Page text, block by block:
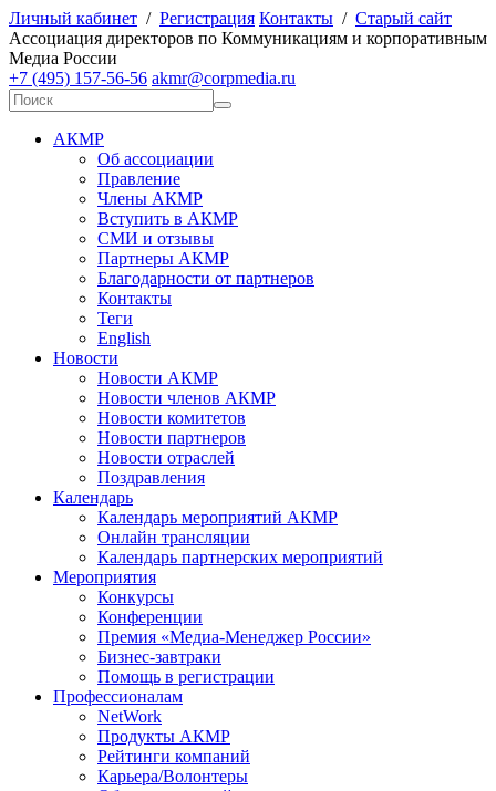
Личный кабинет / Регистрация Контакты / Старый сайт
Ассоциация директоров по Коммуникациям и корпоративным
Медиа России
+7 (495) 157-56-56 akmr@corpmedia.ru
АКМР
Об ассоциации
Правление
Члены АКМР
Вступить в АКМР
СМИ и отзывы
Партнеры АКМР
Благодарности от партнеров
Контакты
Теги
English
Новости
Новости АКМР
Новости членов АКМР
Новости комитетов
Новости партнеров
Новости отраслей
Поздравления
Календарь
Календарь мероприятий АКМР
Онлайн трансляции
Календарь партнерских мероприятий
Мероприятия
Конкурсы
Конференции
Премия «Медиа-Менеджер России»
Бизнес-завтраки
Помощь в регистрации
Профессионалам
NetWork
Продукты АКМР
Рейтинги компаний
Карьера/Волонтеры